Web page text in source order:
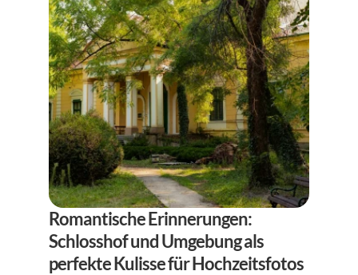
Romantische Erinnerungen:
Schlosshof und Umgebung als
perfekte Kulisse für Hochzeitsfotos